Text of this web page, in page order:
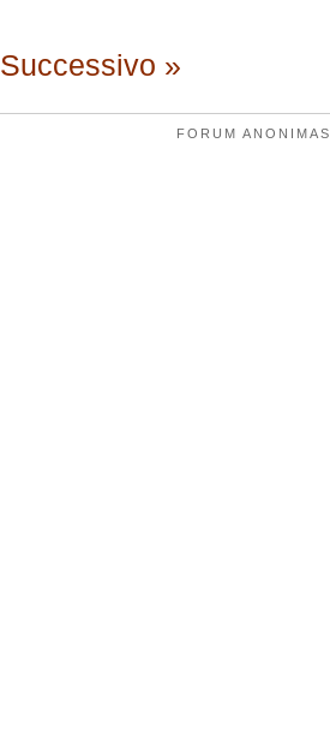
Successivo »
FORUM